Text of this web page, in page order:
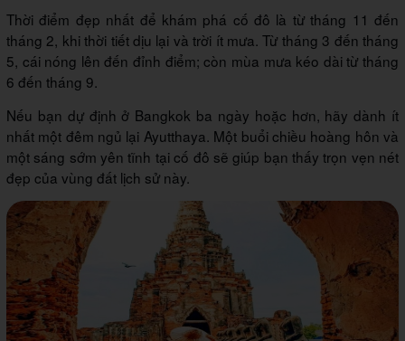
Thời điểm đẹp nhất để khám phá cố đô là từ tháng 11 đến
tháng 2, khi thời tiết dịu lại và trời ít mưa. Từ tháng 3 đến tháng
5, cái nóng lên đến đỉnh điểm; còn mùa mưa kéo dài từ tháng
6 đến tháng 9.
Nếu bạn dự định ở Bangkok ba ngày hoặc hơn, hãy dành ít
nhất một đêm ngủ lại Ayutthaya. Một buổi chiều hoàng hôn và
một sáng sớm yên tĩnh tại cố đô sẽ giúp bạn thấy trọn vẹn nét
đẹp của vùng đất lịch sử này.